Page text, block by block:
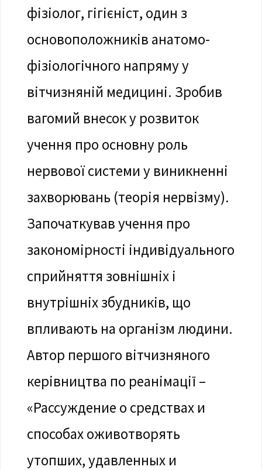
фізіолог, гігієніст, один з
основоположників анатомо-
фізіологічного напряму у
вітчизняній медицині. Зробив
вагомий внесок у розвиток
учення про основну роль
нервової системи у виникненні
захворювань (теорія нервізму).
Започаткував учення про
закономірності індивідуального
сприйняття зовнішніх і
внутрішніх збудників, що
впливають на організм людини.
Автор першого вітчизняного
керівництва по реанімації –
«Рассуждение о средствах и
способах оживотворять
утопших, удавленных и